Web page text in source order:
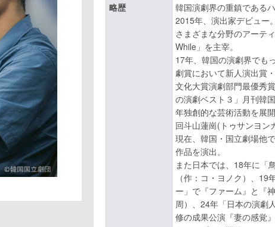
略歴
韓国演劇界の重鎮である
2015年、演出家デビュー
さまざまな分野のアーテ
While」を主宰。
17年、韓国の演劇界でも
劇賞において新人演出賞
文化大賞演劇部門最優秀
の演劇ベスト３」月刊韓
年独創的な芸術活動を展
回斗山蓮崗(トゥサンヨン
現在、韓国・国立劇場他
作品を演出。
また日本では、18年に「
（作：コ・ヨノク）、
ー」で『ファーム』と『
周）、24年「日本の演劇
修の成果公演『妻の感覚